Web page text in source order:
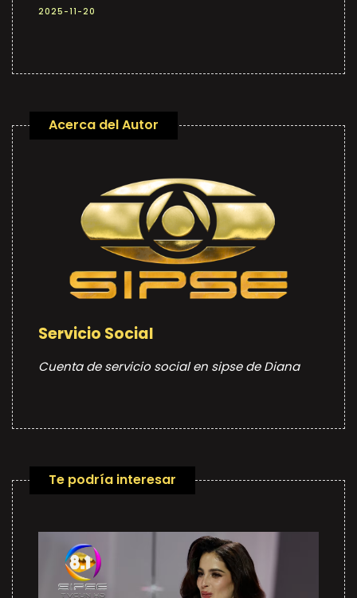
2025-11-20
Acerca del Autor
Servicio Social
Cuenta de servicio social en sipse de Diana
Te podría interesar